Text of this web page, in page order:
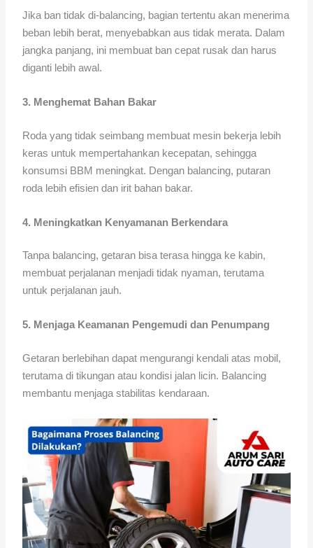
Jika ban tidak di-balancing, bagian tertentu akan menerima
beban lebih berat, menyebabkan aus tidak merata. Dalam
jangka panjang, ini membuat ban cepat rusak dan harus
diganti lebih awal.
3. Menghemat Bahan Bakar
Roda yang tidak seimbang membuat mesin bekerja lebih
keras untuk mempertahankan kecepatan, sehingga
konsumsi BBM meningkat. Dengan balancing, putaran
roda lebih efisien dan irit bahan bakar.
4. Meningkatkan Kenyamanan Berkendara
Tanpa balancing, getaran bisa terasa hingga ke kabin,
membuat perjalanan menjadi tidak nyaman, terutama
untuk perjalanan jauh.
5. Menjaga Keamanan Pengemudi dan Penumpang
Getaran berlebihan dapat mengurangi kendali atas mobil,
terutama di tikungan atau kondisi jalan licin. Balancing
membantu menjaga stabilitas kendaraan.